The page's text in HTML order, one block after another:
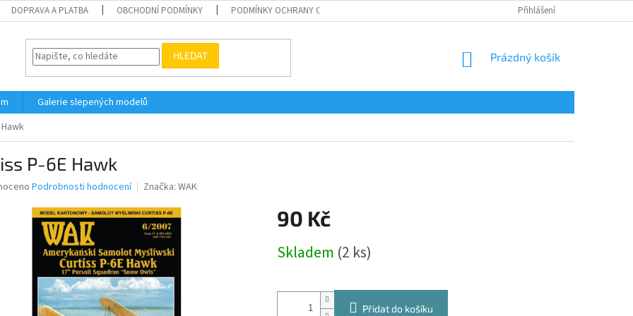
DOPRAVA A PLATBA OBCHODNÍ PODMÍNKY PODMÍNKY OCHRANY OSOBNÍCH ÚDAJŮ Přihlášení
HLEDAT
NÁKUPNÍ
Prázdný košík
Galerie slepených modelů
P-6E Hawk
Podrobnosti hodnocení Značka: WAK
90 Kč
cena:
Skladem (2 ks)
Přidat do košíku